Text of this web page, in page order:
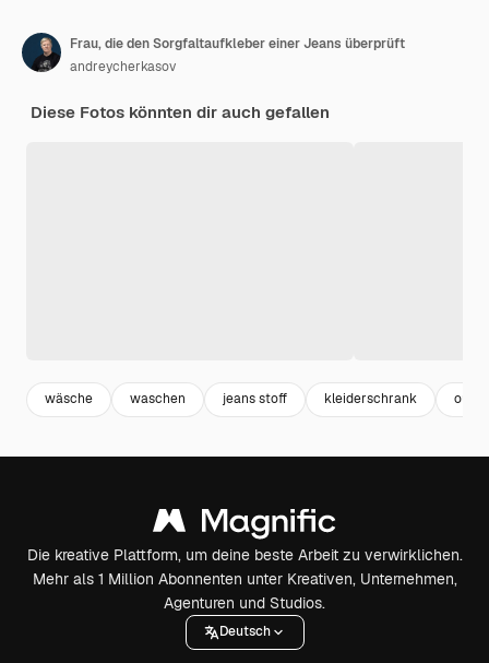
Frau, die den Sorgfaltaufkleber einer Jeans überprüft
andreycherkasov
Diese Fotos könnten dir auch gefallen
wäsche waschen jeans stoff kleiderschrank outfit
Die kreative Plattform, um deine beste Arbeit zu verwirklichen.
Mehr als 1 Million Abonnenten unter Kreativen, Unternehmen,
Agenturen und Studios.
Deutsch